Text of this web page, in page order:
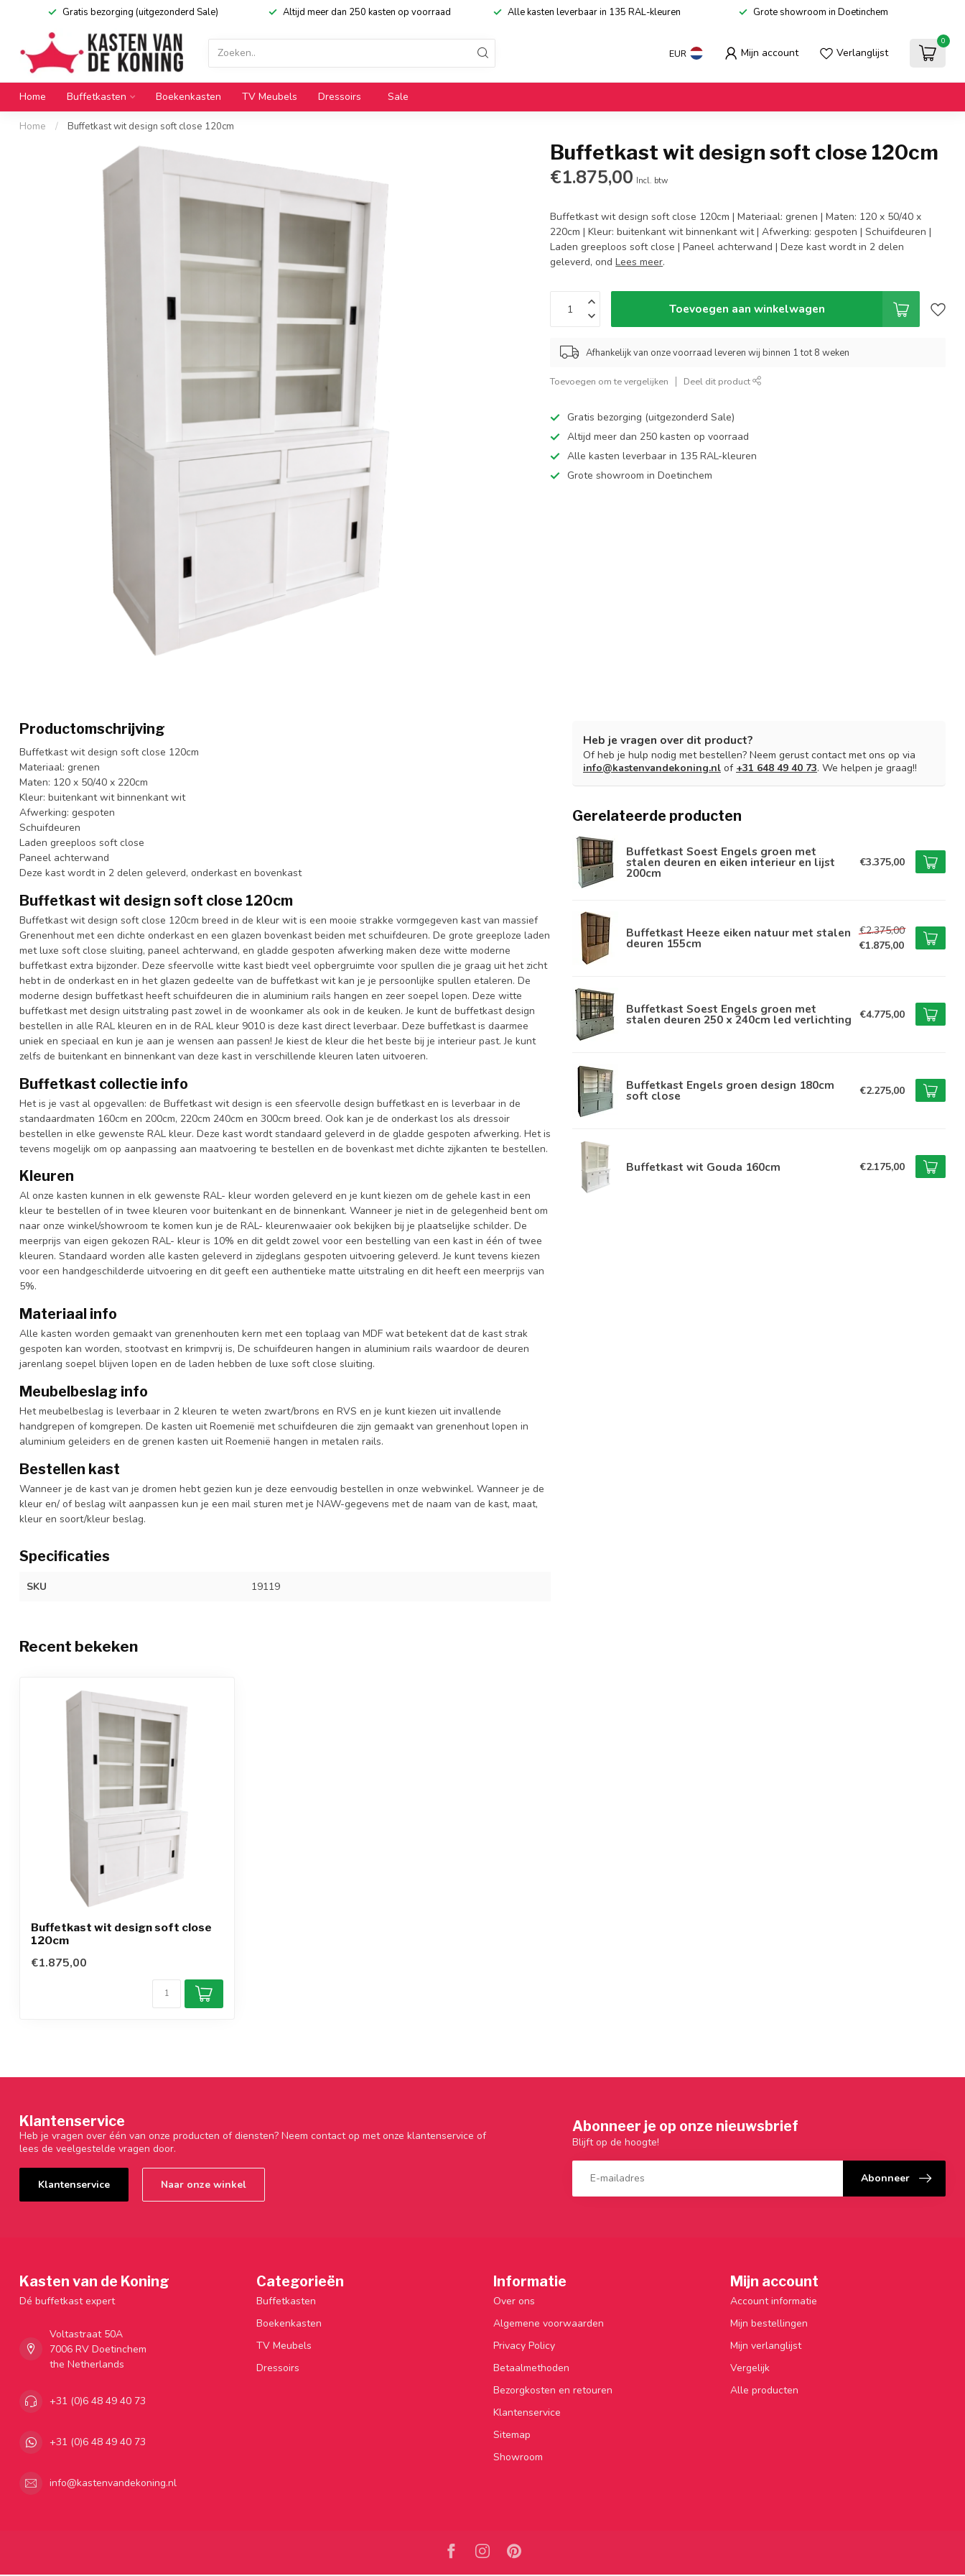
Gratis bezorging (uitgezonderd Sale) Altijd meer dan 250 kasten op voorraad Alle kasten leverbaar in 135 RAL-kleuren Grote showroom in Doetinchem
EUR Mijn account Verlanglijst
0
Home Buffetkasten Boekenkasten TV Meubels Dressoirs Sale
Home / Buffetkast wit design soft close 120cm
Buffetkast wit design soft close 120cm
€1.875,00 Incl. btw
Buffetkast wit design soft close 120cm | Materiaal: grenen | Maten: 120 x 50/40 x
220cm | Kleur: buitenkant wit binnenkant wit | Afwerking: gespoten | Schuifdeuren |
Laden greeploos soft close | Paneel achterwand | Deze kast wordt in 2 delen
geleverd, ondLees meer.
Toevoegen aan winkelwagen
Afhankelijk van onze voorraad leveren wij binnen 1 tot 8 weken
Toevoegen om te vergelijken Deel dit product
Gratis bezorging (uitgezonderd Sale)
Altijd meer dan 250 kasten op voorraad
Alle kasten leverbaar in 135 RAL-kleuren
Grote showroom in Doetinchem
Productomschrijving
Buffetkast wit design soft close 120cm
Materiaal: grenen
Maten: 120 x 50/40 x 220cm
Kleur: buitenkant wit binnenkant wit
Afwerking: gespoten
Schuifdeuren
Laden greeploos soft close
Paneel achterwand
Deze kast wordt in 2 delen geleverd, onderkast en bovenkast
Buffetkast wit design soft close 120cm
Buffetkast wit design soft close 120cm breed in de kleur wit is een mooie strakke vormgegeven kast van massief
Grenenhout met een dichte onderkast en een glazen bovenkast beiden met schuifdeuren. De grote greeploze laden
met luxe soft close sluiting, paneel achterwand, en gladde gespoten afwerking maken deze witte moderne
buffetkast extra bijzonder. Deze sfeervolle witte kast biedt veel opbergruimte voor spullen die je graag uit het zicht
hebt in de onderkast en in het glazen gedeelte van de buffetkast wit kan je je persoonlijke spullen etaleren. De
moderne design buffetkast heeft schuifdeuren die in aluminium rails hangen en zeer soepel lopen. Deze witte
buffetkast met design uitstraling past zowel in de woonkamer als ook in de keuken. Je kunt de buffetkast design
bestellen in alle RAL kleuren en in de RAL kleur 9010 is deze kast direct leverbaar. Deze buffetkast is daarmee
uniek en speciaal en kun je aan je wensen aan passen! Je kiest de kleur die het beste bij je interieur past. Je kunt
zelfs de buitenkant en binnenkant van deze kast in verschillende kleuren laten uitvoeren.
Buffetkast collectie info
Het is je vast al opgevallen: de Buffetkast wit design is een sfeervolle design buffetkast en is leverbaar in de
standaardmaten 160cm en 200cm, 220cm 240cm en 300cm breed. Ook kan je de onderkast los als dressoir
bestellen in elke gewenste RAL kleur. Deze kast wordt standaard geleverd in de gladde gespoten afwerking. Het is
tevens mogelijk om op aanpassing aan maatvoering te bestellen en de bovenkast met dichte zijkanten te bestellen.
Kleuren
Al onze kasten kunnen in elk gewenste RAL- kleur worden geleverd en je kunt kiezen om de gehele kast in een
kleur te bestellen of in twee kleuren voor buitenkant en de binnenkant. Wanneer je niet in de gelegenheid bent om
naar onze winkel/showroom te komen kun je de RAL- kleurenwaaier ook bekijken bij je plaatselijke schilder. De
meerprijs van eigen gekozen RAL- kleur is 10% en dit geldt zowel voor een bestelling van een kast in één of twee
kleuren. Standaard worden alle kasten geleverd in zijdeglans gespoten uitvoering geleverd. Je kunt tevens kiezen
voor een handgeschilderde uitvoering en dit geeft een authentieke matte uitstraling en dit heeft een meerprijs van
5%.
Materiaal info
Alle kasten worden gemaakt van grenenhouten kern met een toplaag van MDF wat betekent dat de kast strak
gespoten kan worden, stootvast en krimpvrij is, De schuifdeuren hangen in aluminium rails waardoor de deuren
jarenlang soepel blijven lopen en de laden hebben de luxe soft close sluiting.
Meubelbeslag info
Het meubelbeslag is leverbaar in 2 kleuren te weten zwart/brons en RVS en je kunt kiezen uit invallende
handgrepen of komgrepen. De kasten uit Roemenië met schuifdeuren die zijn gemaakt van grenenhout lopen in
aluminium geleiders en de grenen kasten uit Roemenië hangen in metalen rails.
Bestellen kast
Wanneer je de kast van je dromen hebt gezien kun je deze eenvoudig bestellen in onze webwinkel. Wanneer je de
kleur en/ of beslag wilt aanpassen kun je een mail sturen met je NAW-gegevens met de naam van de kast, maat,
kleur en soort/kleur beslag.
Specificaties
SKU 19119
Heb je vragen over dit product?
Of heb je hulp nodig met bestellen? Neem gerust contact met ons op via
info@kastenvandekoning.nl of +31 648 49 40 73. We helpen je graag!!
Gerelateerde producten
Buffetkast Soest Engels groen met
stalen deuren en eiken interieur en lijst
200cm
€3.375,00
Buffetkast Heeze eiken natuur met stalen
deuren 155cm
€2.375,00
€1.875,00
Buffetkast Soest Engels groen met
stalen deuren 250 x 240cm led verlichting €4.775,00
Buffetkast Engels groen design 180cm
soft close €2.275,00
Buffetkast wit Gouda 160cm €2.175,00
Recent bekeken
Buffetkast wit design soft close
120cm
€1.875,00
Klantenservice
Heb je vragen over één van onze producten of diensten? Neem contact op met onze klantenservice of
lees de veelgestelde vragen door.
Klantenservice Naar onze winkel
Abonneer je op onze nieuwsbrief
Blijft op de hoogte!
Abonneer
Kasten van de Koning
Dé buffetkast expert
Voltastraat 50A
7006 RV Doetinchem
the Netherlands
+31 (0)6 48 49 40 73
+31 (0)6 48 49 40 73
info@kastenvandekoning.nl
Categorieën
Buffetkasten
Boekenkasten
TV Meubels
Dressoirs
Informatie
Over ons
Algemene voorwaarden
Privacy Policy
Betaalmethoden
Bezorgkosten en retouren
Klantenservice
Sitemap
Showroom
Mijn account
Account informatie
Mijn bestellingen
Mijn verlanglijst
Vergelijk
Alle producten